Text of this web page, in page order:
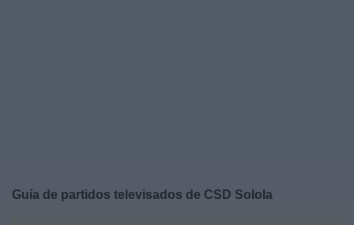
Guía de partidos televisados de CSD Solola
Noticias